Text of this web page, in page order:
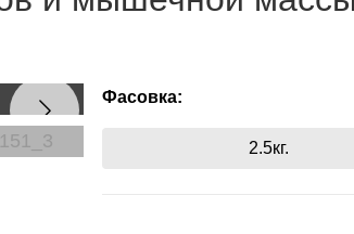
Фасовка:
2.5кг.